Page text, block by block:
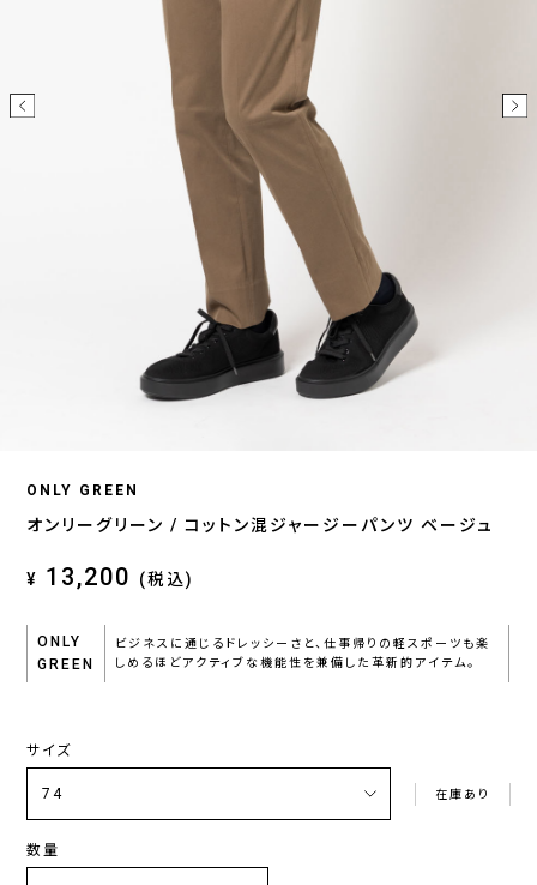
ONLY GREEN
オンリーグリーン / コットン混ジャージーパンツ ベージュ
¥ 13,200 (税込)
ONLY
GREEN
ビジネスに通じるドレッシーさと、仕事帰りの軽スポーツも楽
しめるほどアクティブな機能性を兼備した革新的アイテム。
サイズ
在庫あり
数量